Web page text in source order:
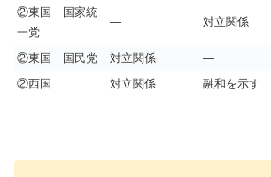
②東国 国家統
一党
― 対立関係
②東国 国民党 対立関係 ―
②西国
対立関係 融和を示す